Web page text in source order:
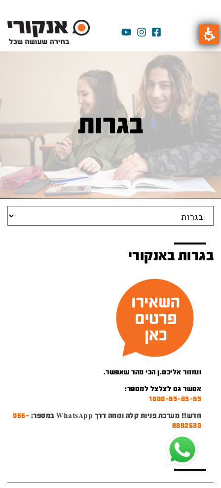
בגרות
בגרות באנקורי
ונחזור אליכם.ן הכי מהר שאפשר.
אפשר גם לצלצל למספר:
1800-85-85-85
חדש!! מערכת פניות קלה ונוחה דרך WhatsApp במספר:
055-
9882533